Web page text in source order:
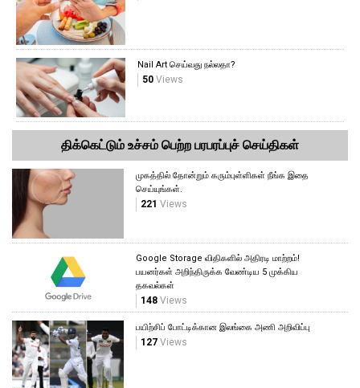
Nail Art செய்வது நல்லதா?
50Views
திக்கெட்டும் உச்சம் பெற்ற பரபரப்புச் செய்திகள்
முகத்தில் தோன்றும் கரும்புள்ளிகள் நீங்க இதை
செய்யுங்கள்.
221 Views
Google Storage விதிகளில் அதிரடி மாற்றம்!
பயனர்கள் அறிந்திருக்க வேண்டிய 5 முக்கிய
தகவல்கள்
148 Views
பயிற்சிப் போட்டிக்கான இலங்கை அணி அறிவிப்பு
127 Views